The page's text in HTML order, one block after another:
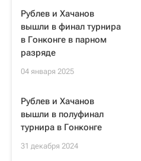
Рублев и Хачанов
вышли в финал турнира
в Гонконге в парном
разряде
04 января 2025
Рублев и Хачанов
вышли в полуфинал
турнира в Гонконге
31 декабря 2024